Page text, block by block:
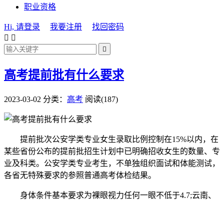
职业资格
Hi, 请登录 我要注册
找回密码
 

高考提前批有什么要求
2023-03-02 分类： 高考 阅读(187)
提前批次公安学类专业女生录取比例控制在15%以内，在
某些省份公布的提前批招生计划中已明确招收女生的数量、专
业及科类。公安学类专业考生，不单独组织面试和体能测试，
各省无特殊要求的参照普通高考体检结果。
身体条件基本要求为裸眼视力任何一眼不低于4.7;云南、